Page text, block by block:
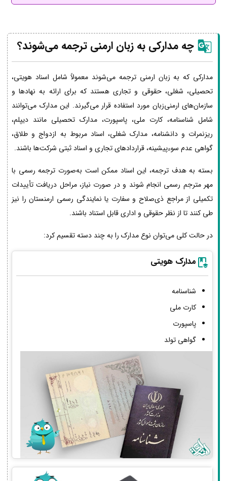
چه مدارکی به زبان ارمنی ترجمه می‌شوند؟
مدارکی که به زبان ارمنی ترجمه می‌شوند معمولاً شامل اسناد هویتی،
تحصیلی، شغلی، حقوقی و تجاری هستند که برای ارائه به نهادها و
سازمان‌های ارمنی‌زبان مورد استفاده قرار می‌گیرند. این مدارک می‌توانند
شامل شناسنامه، کارت ملی، پاسپورت، مدارک تحصیلی مانند دیپلم،
ریزنمرات و دانشنامه، مدارک شغلی، اسناد مربوط به ازدواج و طلاق،
گواهی عدم سوءپیشینه، قراردادهای تجاری و اسناد ثبتی شرکت‌ها باشند.
بسته به هدف ترجمه، این اسناد ممکن است به‌صورت ترجمه رسمی با
مهر مترجم رسمی انجام شوند و در صورت نیاز، مراحل دریافت تأییدات
تکمیلی از مراجع ذی‌صلاح و سفارت یا نمایندگی رسمی ارمنستان را نیز
طی کنند تا از نظر حقوقی و اداری قابل استناد باشند.
در حالت کلی می‌توان نوع مدارک را به چند دسته تقسیم کرد:
مدارک هویتی
شناسنامه
کارت ملی
پاسپورت
گواهی تولد